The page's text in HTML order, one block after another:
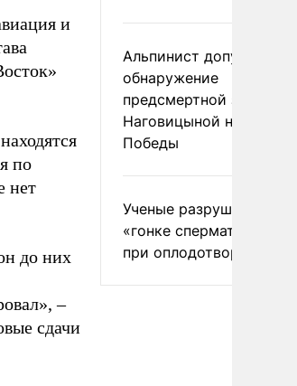
и
по
нет
до них
–
сдачи
Альпинист допустил
обнаружение
предсмертной записки
Наговицыной на пике
Победы
Ученые разрушили миф
«гонке
при оплодотворении